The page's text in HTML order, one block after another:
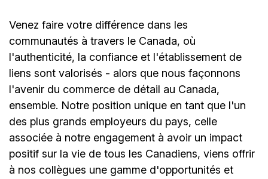
Venez faire votre différence dans les
communautés à travers le Canada, où
l'authenticité, la confiance et l'établissement de
liens sont valorisés - alors que nous façonnons
l'avenir du commerce de détail au Canada,
ensemble. Notre position unique en tant que l'un
des plus grands employeurs du pays, celle
associée à notre engagement à avoir un impact
positif sur la vie de tous les Canadiens, viens offrir
à nos collègues une gamme d'opportunités et